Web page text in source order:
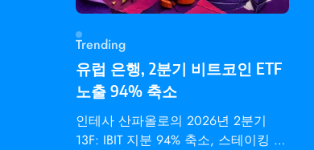
Trending
유럽 은행, 2분기 비트코인 ETF
노출 94% 축소
인테사 산파올로의 2026년 2분기
13F: IBIT 지분 94% 축소, 스테이킹 이